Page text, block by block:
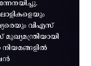
വിഎസ്
മുഖ്യമന്ത്രിയായി